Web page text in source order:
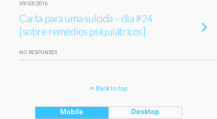
09/03/2016
Carta para uma suicida – dia #24
[sobre remédios psiquiátricos]
NO RESPONSES
Back to top
Mobile Desktop